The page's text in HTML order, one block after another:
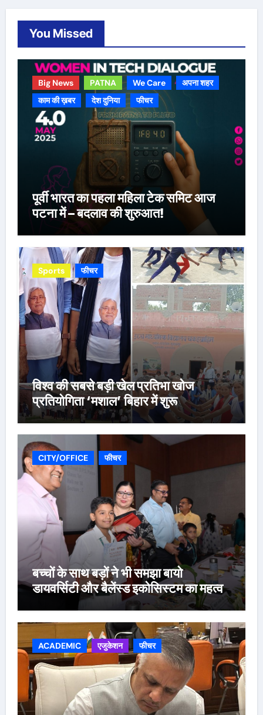
You Missed
Big News PATNA We Care
अपना शहर
काम की ख़बर
देश दुनिया फीचर
पूर्वी भारत का पहला महिला टेक समिट आज
पटना में – बदलाव की शुरुआत!
Sports फीचर
विश्व की सबसे बड़ी खेल प्रतिभा खोज
प्रतियोगिता ‘मशाल’ बिहार में शुरू
CITY/OFFICE फीचर
बच्चों के साथ बड़ों ने भी समझा बायो
डायवर्सिटी और बैलेंस्ड इकोसिस्टम का महत्व
ACADEMIC एजुकेशन फीचर